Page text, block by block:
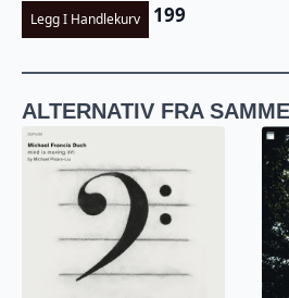
Legg I Handlekurv 199
ALTERNATIV FRA